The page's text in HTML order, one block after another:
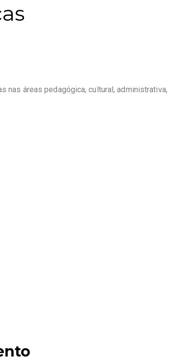
nas áreas pedagógica, cultural, administrativa,